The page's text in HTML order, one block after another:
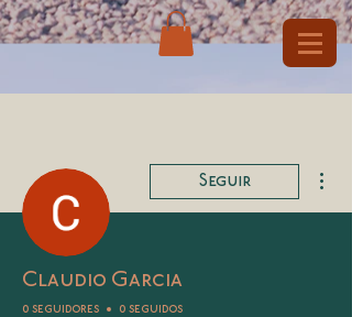
Seguir
Claudio Garcia
0 seguidores 0 seguidos